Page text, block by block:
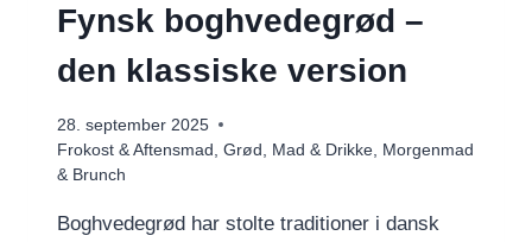
Fynsk boghvedegrød –
den klassiske version
28. september 2025
Frokost & Aftensmad Grød Mad & Drikke Morgenmad
& Brunch
Boghvedegrød har stolte traditioner i dansk